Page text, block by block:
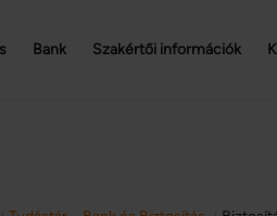
Bank Szakértői információk